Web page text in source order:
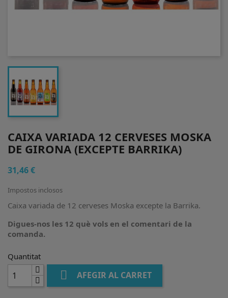
CAIXA VARIADA 12 CERVESES MOSKA
DE GIRONA (EXCEPTE BARRIKA)
31,46 €
Impostos inclosos
Caixa variada de 12 cerveses Moska excepte la Barrika.
Digues-nos les 12 què vols en el comentari de la
comanda.
Quantitat
 AFEGIR AL CARRET